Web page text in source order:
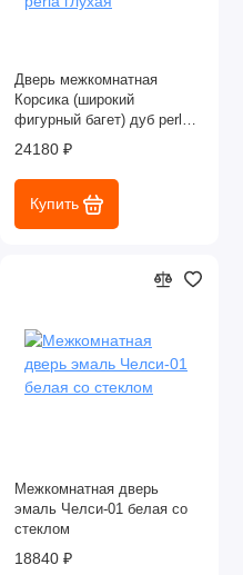
Дверь межкомнатная
Корсика (широкий
фигурный багет) дуб perla
глухая
24180 ₽
Купить
Межкомнатная дверь
эмаль Челси-01 белая со
стеклом
18840 ₽